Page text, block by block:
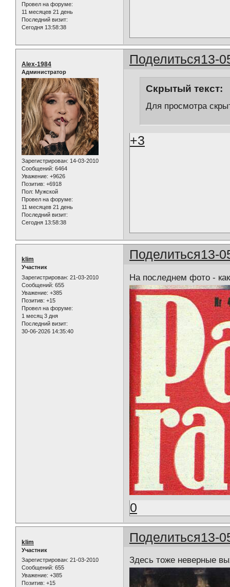
Провел на форуме:
11 месяцев 21 день
Последний визит:
Сегодня 13:58:38
Поделиться13-
Alex-1984
Администратор
Зарегистрирован: 14-03-2010
Сообщений: 6464
Уважение: +9626
Позитив: +6918
Пол: Мужской
Провел на форуме:
11 месяцев 21 день
Последний визит:
Сегодня 13:58:38
Скрытый текст:
Для просмотра
+3
Поделиться13-
klim
Участник
Зарегистрирован: 21-03-2010
Сообщений: 655
Уважение: +385
Позитив: +15
Провел на форуме:
1 месяц 3 дня
Последний визит:
30-06-2026 14:35:40
На последнем фото -
0
Поделиться13-
klim
Участник
Зарегистрирован: 21-03-2010
Сообщений: 655
Уважение: +385
Позитив: +15
Здесь тоже неверные